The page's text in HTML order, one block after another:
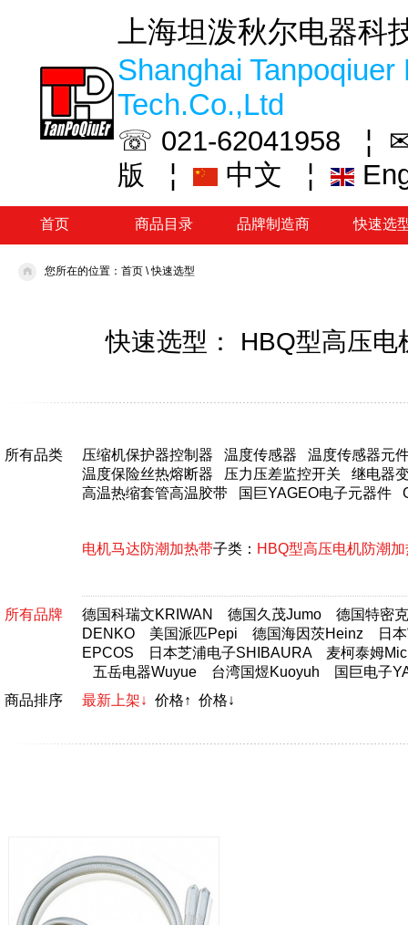
上海坦泼秋尔电器科
Shanghai
Tech.Co.,Ltd
☏ 021-62041958 ¦
版
¦ 中文 ¦
首页 商品目录 品牌制造商 快速选
您所在的位置： 首页 \快速选型
快速选型： HBQ型高压
所有品类 压缩机保护器控制器 温度传感器
温度传感器元
温度保险丝热熔断器
压力压差监控开关
继电器
高温热缩套管高温胶带
国巨YAGEO电子元器件
电机马达防潮加热带子类： HBQ型高压电机防潮
所有品牌 德国科瑞文KRIWAN 德国久茂Jumo
德国特密
DENKO
美国派匹Pepi 德国海因茨Heinz
日
EPCOS
日本芝浦电子SHIBAURA
麦柯泰姆
五岳电器Wuyue
台湾国煜Kuoyuh
国巨电子
商品排序
最新上架↓ 价格↑ 价格↓